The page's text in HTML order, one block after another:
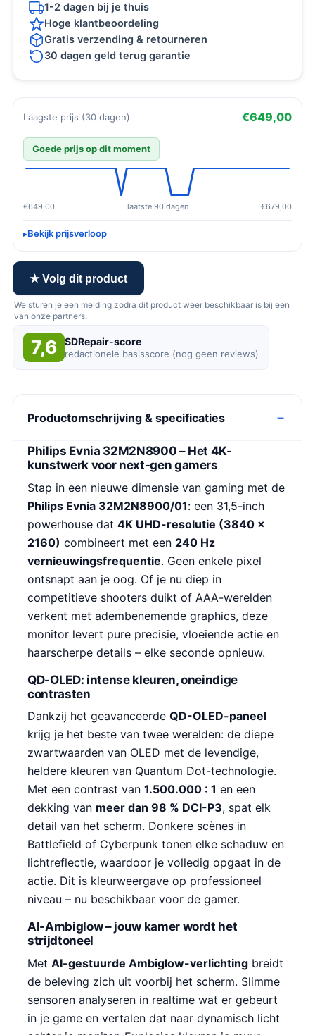
1-2 dagen bij je thuis
Hoge klantbeoordeling
Gratis verzending & retourneren
30 dagen geld terug garantie
Laagste prijs (30 dagen) €649,00
Goede prijs op dit moment
€649,00 laatste 90 dagen €679,00
Bekijk prijsverloop
★ Volg dit product
We sturen je een melding zodra dit product weer beschikbaar is bij een
van onze partners.
7,6 SDRepair-score
redactionele basisscore (nog geen reviews)
Productomschrijving & specificaties
Philips Evnia 32M2N8900 – Het 4K-
kunstwerk voor next-gen gamers
Stap in een nieuwe dimensie van gaming met de
Philips Evnia 32M2N8900/01: een 31,5-inch
powerhouse dat 4K UHD-resolutie (3840 ×
2160) combineert met een 240 Hz
vernieuwingsfrequentie. Geen enkele pixel
ontsnapt aan je oog. Of je nu diep in
competitieve shooters duikt of AAA-werelden
verkent met adembenemende graphics, deze
monitor levert pure precisie, vloeiende actie en
haarscherpe details – elke seconde opnieuw.
QD-OLED: intense kleuren, oneindige
contrasten
Dankzij het geavanceerde QD-OLED-paneel
krijg je het beste van twee werelden: de diepe
zwartwaarden van OLED met de levendige,
heldere kleuren van Quantum Dot-technologie.
Met een contrast van 1.500.000 : 1 en een
dekking van meer dan 98 % DCI-P3, spat elk
detail van het scherm. Donkere scènes in
Battlefield of Cyberpunk tonen elke schaduw en
lichtreflectie, waardoor je volledig opgaat in de
actie. Dit is kleurweergave op professioneel
niveau – nu beschikbaar voor de gamer.
AI-Ambiglow – jouw kamer wordt het
strijdtoneel
Met AI-gestuurde Ambiglow-verlichting breidt
de beleving zich uit voorbij het scherm. Slimme
sensoren analyseren in realtime wat er gebeurt
in je game en vertalen dat naar dynamisch licht